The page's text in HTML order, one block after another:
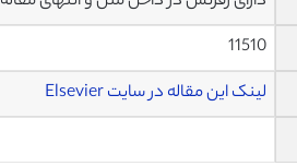
11510
لینک این مقاله در سایت Elsevier